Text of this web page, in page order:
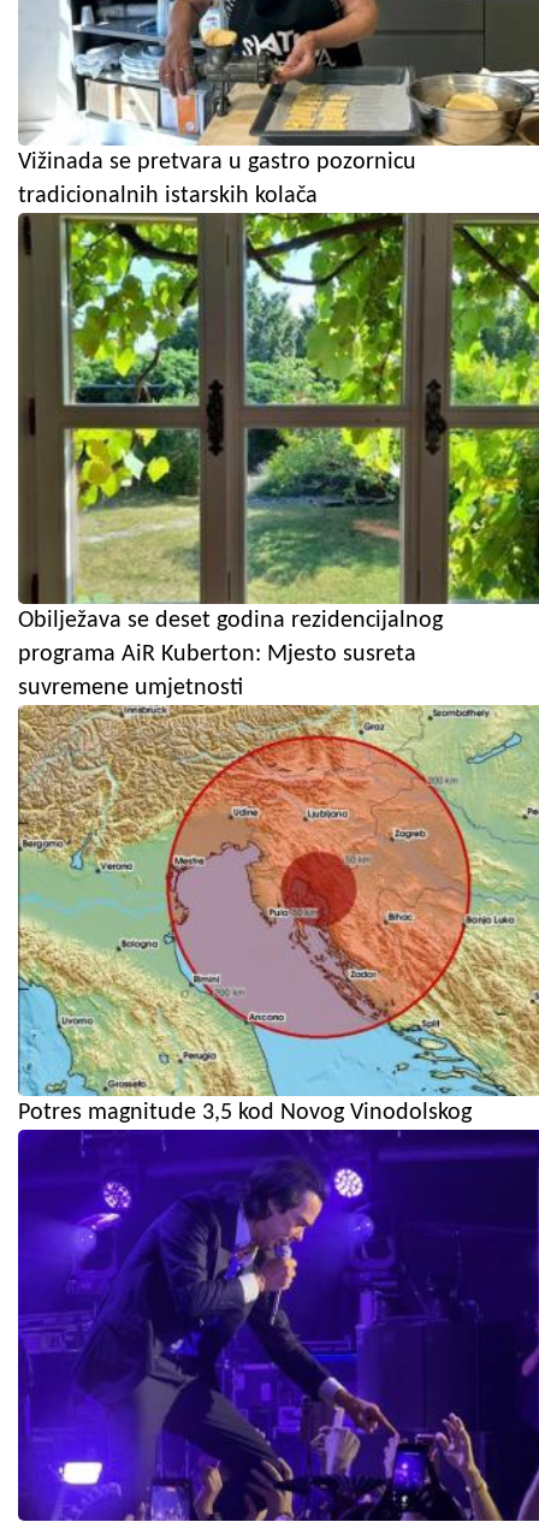
Vižinada se pretvara u gastro pozornicu
tradicionalnih istarskih kolača
Obilježava se deset godina rezidencijalnog
programa AiR Kuberton: Mjesto susreta
suvremene umjetnosti
Potres magnitude 3,5 kod Novog Vinodolskog